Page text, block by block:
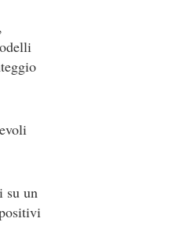
su un